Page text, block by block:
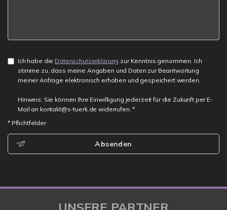
Ich habe die Datenschutzerklärung zur Kenntnis genommen. Ich
stimme zu, dass meine Angaben und Daten zur Beantwortung
meiner Anfrage elektronisch erhoben und gespeichert werden.
Hinweis: Sie können Ihre Einwilligung jederzeit für die Zukunft per E-
Mail an kontakt@s-tuerk.de widerrufen. *
* Pflichtfelder
Absenden
UNSERE PARTNER